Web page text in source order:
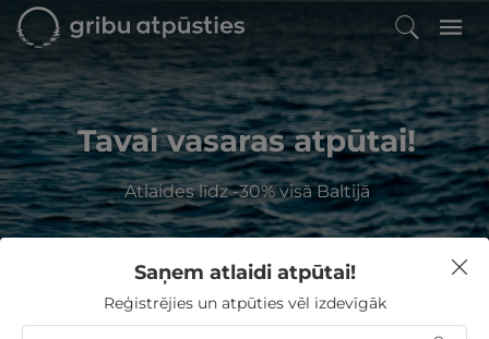
Tavai vasaras atpūtai!
Atlaides līdz -30% visā Baltijā
Kur Jūs vēlaties atpūsties?
Saņem atlaidi atpūtai!
Reģistrējies un atpūties vēl izdevīgāk